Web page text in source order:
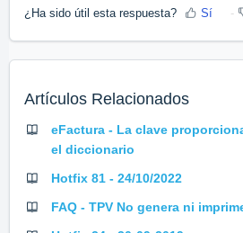
¿Ha sido útil esta respuesta? Sí
Artículos Relacionados
eFactura - La clave
el diccionario
Hotfix 81 - 24/10/2022
FAQ - TPV No genera ni